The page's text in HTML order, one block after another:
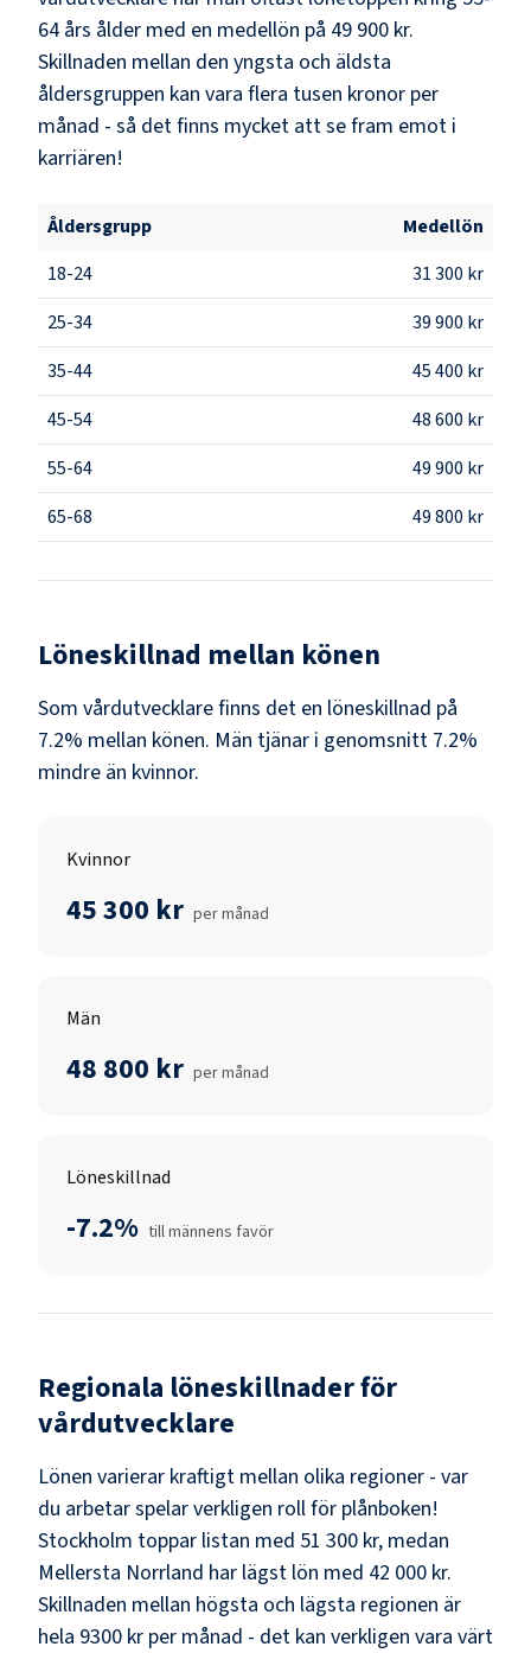
64 års ålder med en medellön på 49 900 kr.
Skillnaden mellan den yngsta och äldsta
åldersgruppen kan vara flera tusen kronor per
månad - så det finns mycket att se fram emot i
karriären!
Åldersgrupp
Medellön
18-24
31 300 kr
25-34
39 900 kr
35-44
45 400 kr
45-54
48 600 kr
55-64
49 900 kr
65-68
49 800 kr
Löneskillnad mellan könen
Som vårdutvecklarefinns det en löneskillnad på
7.2% mellan könen. Män tjänar i genomsnitt 7.2%
mindre än kvinnor.
Kvinnor
45 300 kr per månad
Män
48 800 kr per månad
Löneskillnad
-7.2% till männens favör
Regionala löneskillnader för
vårdutvecklare
Lönen varierar kraftigt mellan olika regioner - var
du arbetar spelar verkligen roll för plånboken!
Stockholm toppar listan med 51 300 kr, medan
Mellersta Norrland har lägst lön med 42 000 kr.
Skillnaden mellan högsta och lägsta regionen är
hela 9300 kr per månad - det kan verkligen vara värt